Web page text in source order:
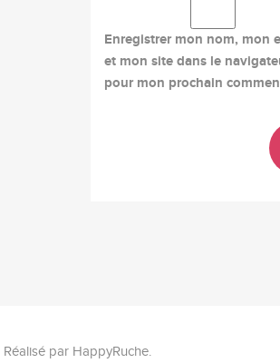
Enregistrer mon nom, mon
et mon site dans le
pour mon prochain
Réalisé par HappyRuche.